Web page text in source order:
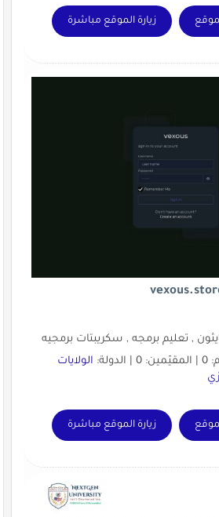
زيارة الموقع مباشرة
, تعليم برمجه , سكريبتات برمجيه
الولايات
زيارة الموقع مباشرة